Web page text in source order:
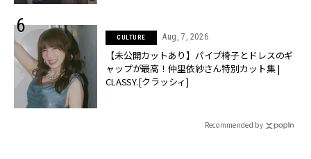
CULTURE Aug, 7, 2026
【未公開カットあり】パイプ椅子とドレスのギ
ャップが最高！仲里依紗さん特別カット集 |
CLASSY.[クラッシィ]
Recommended by